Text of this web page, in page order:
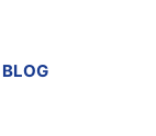
BLOG